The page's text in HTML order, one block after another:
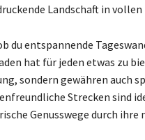
Landschaft in
du entspannende
hat für jeden etwas zu
sondern gewähren auch
Strecken sind
Genusswege durch